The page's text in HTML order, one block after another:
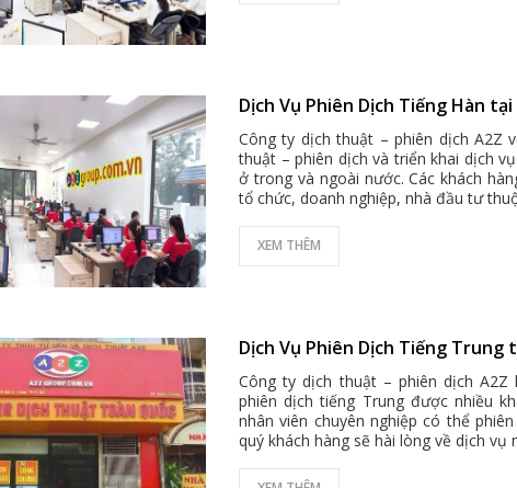
Dịch Vụ Phiên Dịch Tiếng Hàn
Công ty dịch thuật – phiên dịch A2Z
thuật – phiên dịch và triển khai dịch
ở trong và ngoài nước. Các khách
tổ chức, doanh nghiệp, nhà đầu tư
XEM THÊM
Dịch Vụ Phiên Dịch Tiếng Trung
Công ty dịch thuật – phiên dịch
phiên dịch tiếng Trung được nhiều
nhân viên chuyên nghiệp có thể
quý khách hàng sẽ hài lòng về dịch vụ